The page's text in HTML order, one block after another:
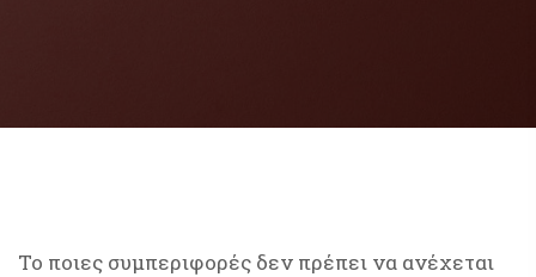
Το ποιες συμπεριφορές δεν πρέπει να ανέχεται